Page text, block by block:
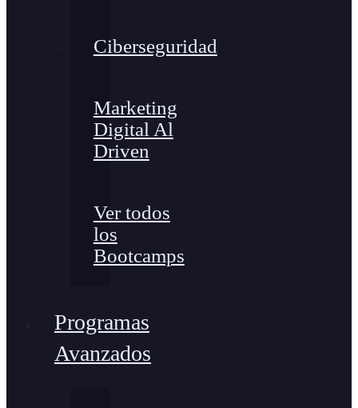
Ciberseguridad
Marketing
Digital Al
Driven
Ver todos
los
Bootcamps
Programas
Avanzados